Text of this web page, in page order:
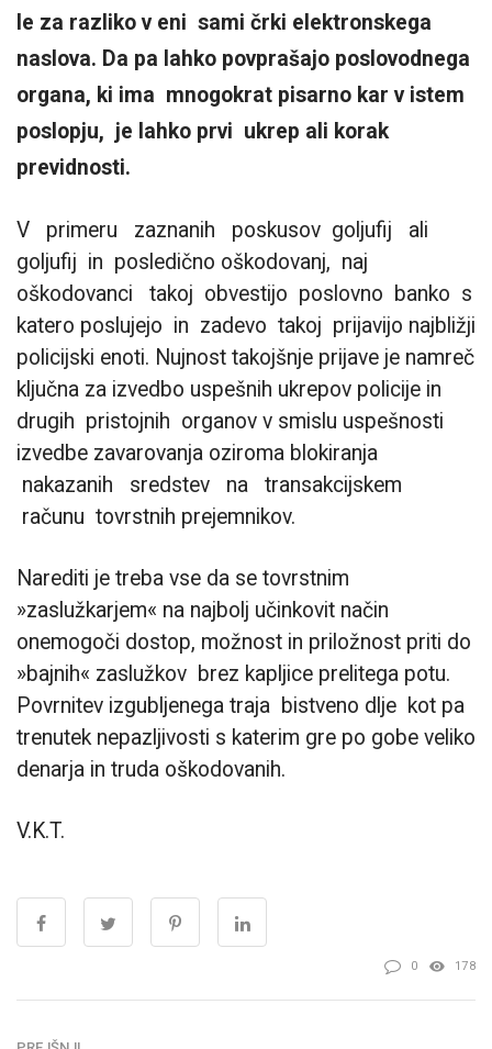
le za razliko v eni sami črki elektronskega
naslova. Da pa lahko povprašajo poslovodnega
organa, ki ima mnogokrat pisarno kar v istem
poslopju, je lahko prvi ukrep ali korak
previdnosti.
V primeru zaznanih poskusov goljufij ali
goljufij in posledično oškodovanj, naj
oškodovanci takoj obvestijo poslovno banko s
katero poslujejo in zadevo takoj prijavijo najbližji
policijski enoti. Nujnost takojšnje prijave je namreč
ključna za izvedbo uspešnih ukrepov policije in
drugih pristojnih organov v smislu uspešnosti
izvedbe zavarovanja oziroma blokiranja
nakazanih sredstev na transakcijskem
računu tovrstnih prejemnikov.
Narediti je treba vse da se tovrstnim
»zaslužkarjem« na najbolj učinkovit način
onemogoči dostop, možnost in priložnost priti do
»bajnih« zaslužkov brez kapljice prelitega potu.
Povrnitev izgubljenega traja bistveno dlje kot pa
trenutek nepazljivosti s katerim gre po gobe veliko
denarja in truda oškodovanih.
V.K.T.
0 178